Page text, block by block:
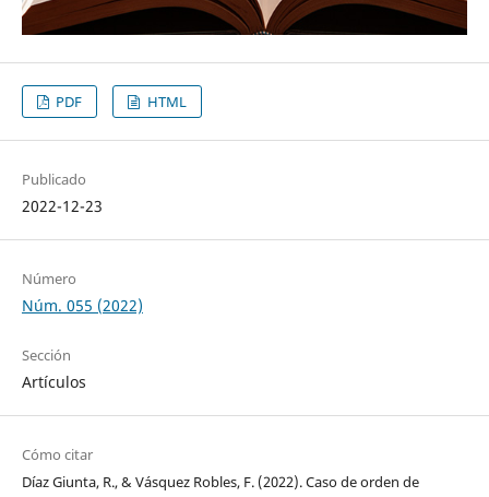
PDF HTML
Publicado
2022-12-23
Número
Núm. 055 (2022)
Sección
Artículos
Cómo citar
Díaz Giunta, R., & Vásquez Robles, F. (2022). Caso de orden de